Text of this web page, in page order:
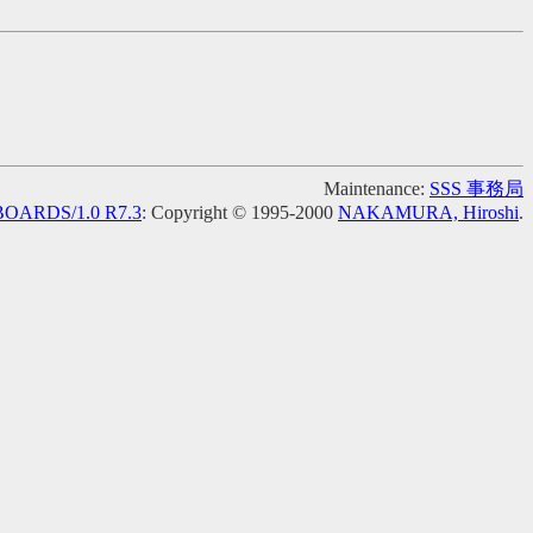
Maintenance: SSS 事務局
1.0 R7.3: Copyright © 1995-2000 NAKAMURA, Hiroshi.